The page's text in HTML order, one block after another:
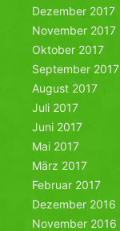
Dezember 2017
November 2017
Oktober 2017
September 2017
August 2017
Juli 2017
Juni 2017
Mai 2017
März 2017
Februar 2017
Dezember 2016
November 2016